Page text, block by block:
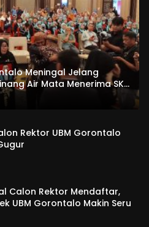
Meningal Jelang
Air Mata Menerima SKL
Rektor UBM Gorontalo
Calon Rektor Mendaftar,
UBM Gorontalo Makin Seru